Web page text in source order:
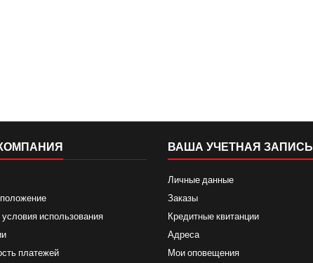
использования
платежей
ВАША УЧЕТНАЯ ЗАПИСЬ
Личные данные
Заказы
Кредитные квитанции
Адреса
Мои оповещения